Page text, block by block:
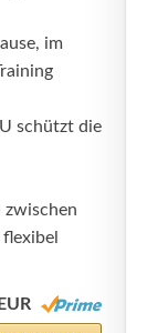
im
schützt die
zwischen